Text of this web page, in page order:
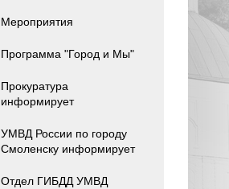
Мероприятия
Программа "Город и Мы"
Прокуратура
информирует
УМВД России по городу
Смоленску информирует
Отдел ГИБДД УМВД